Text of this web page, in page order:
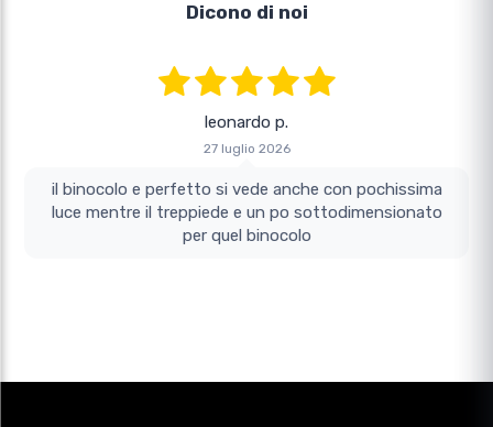
Dicono di noi
leonardo p.
27 luglio 2026
il binocolo e perfetto si vede anche con pochissima
luce mentre il treppiede e un po sottodimensionato
per quel binocolo